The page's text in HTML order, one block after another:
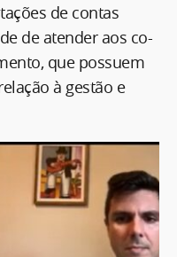
de contas
de atender aos co-
que possuem
à gestão e